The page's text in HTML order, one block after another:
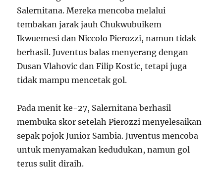
Salernitana. Mereka mencoba melalui
tembakan jarak jauh Chukwubuikem
Ikwuemesi dan Niccolo Pierozzi, namun tidak
berhasil. Juventus balas menyerang dengan
Dusan Vlahovic dan Filip Kostic, tetapi juga
tidak mampu mencetak gol.
Pada menit ke-27, Salernitana berhasil
membuka skor setelah Pierozzi menyelesaikan
sepak pojok Junior Sambia. Juventus mencoba
untuk menyamakan kedudukan, namun gol
terus sulit diraih.